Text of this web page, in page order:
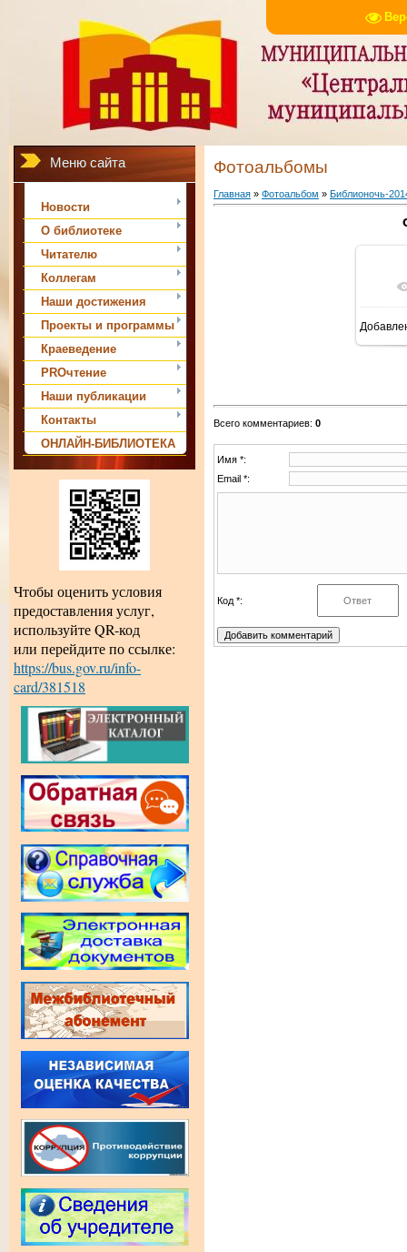
Меню сайта
Новости
О библиотеке
Читателю
Коллегам
Наши достижения
Проекты и программы
Краеведение
PROчтение
Наши публикации
Контакты
ОНЛАЙН-БИБЛИОТЕКА
Чтобы оценить условия
предоставления услуг,
используйте QR-код
или перейдите по ссылке:
https://bus.gov.ru/info-
card/381518
Фотоальбомы
Главная » Фотоальбом » Библионочь-
Всего комментариев: 0
Имя *:
Email *:
Код *: